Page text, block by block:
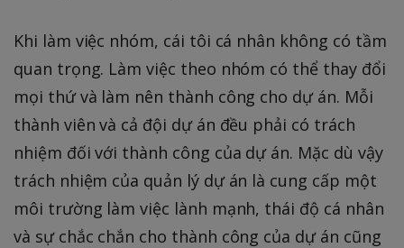
Khi làm việc nhóm, cái tôi cá nhân không có tầm
quan trọng. Làm việc theo nhóm có thể thay đổi
mọi thứ và làm nên thành công cho dự án. Mỗi
thành viên và cả đội dự án đều phải có trách
nhiệm đối với thành công của dự án. Mặc dù vậy
trách nhiệm của quản lý dự án là cung cấp một
môi trường làm việc lành mạnh, thái độ cá nhân
và sự chắc chắn cho thành công của dự án cũng